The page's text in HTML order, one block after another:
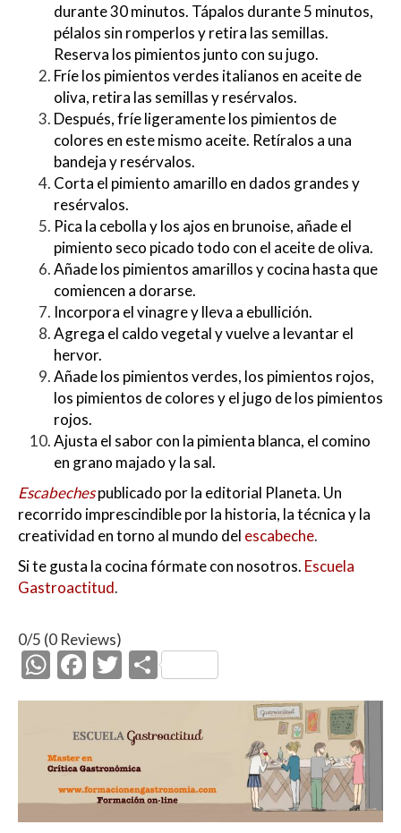
durante 30 minutos. Tápalos durante 5 minutos,
pélalos sin romperlos y retira las semillas.
Reserva los pimientos junto con su jugo.
Fríe los pimientos verdes italianos en aceite de
oliva, retira las semillas y resérvalos.
Después, fríe ligeramente los pimientos de
colores en este mismo aceite. Retíralos a una
bandeja y resérvalos.
Corta el pimiento amarillo en dados grandes y
resérvalos.
Pica la cebolla y los ajos en brunoise, añade el
pimiento seco picado todo con el aceite de oliva.
Añade los pimientos amarillos y cocina hasta que
comiencen a dorarse.
Incorpora el vinagre y lleva a ebullición.
Agrega el caldo vegetal y vuelve a levantar el
hervor.
Añade los pimientos verdes, los pimientos rojos,
los pimientos de colores y el jugo de los pimientos
rojos.
Ajusta el sabor con la pimienta blanca, el comino
en grano majado y la sal.
Escabechespublicado por la editorial Planeta. Un
recorrido imprescindible por la historia, la técnica y la
creatividad en torno al mundo del escabeche.
Si te gusta la cocina fórmate con nosotros. Escuela
Gastroactitud.
0/5 (0 Reviews)
W
h
at
s
A
p
F
ac
e
b
o
o
T
w
itt
er
C
o
p
ar
ti